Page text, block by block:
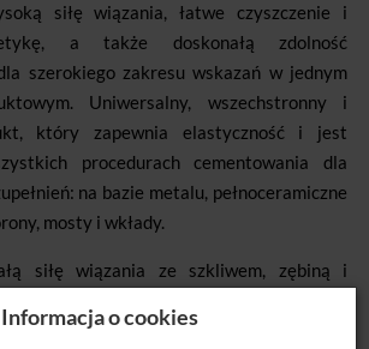
siłę wiązania, łatwe czyszczenie i
a także doskonałą zdolność
szerokiego zakresu wskazań w jednym
Uniwersalny, wszechstronny i
który zapewnia elastyczność i jest
procedurach cementowania dla
na bazie metalu, pełnoceramiczne
mosty i wkłady.
siłę wiązania ze szkliwem, zębiną i
Informacja o cookies